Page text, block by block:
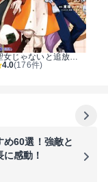
4.0(176件)
め60選！強敵と
感動！